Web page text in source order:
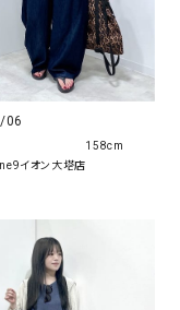
06
イオン大塔店
158cm